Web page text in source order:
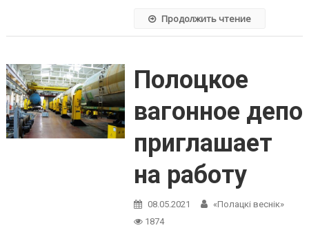
Продолжить чтение
Полоцкое
вагонное депо
приглашает
на работу
08.05.2021
«Полацкі веснік»
1874